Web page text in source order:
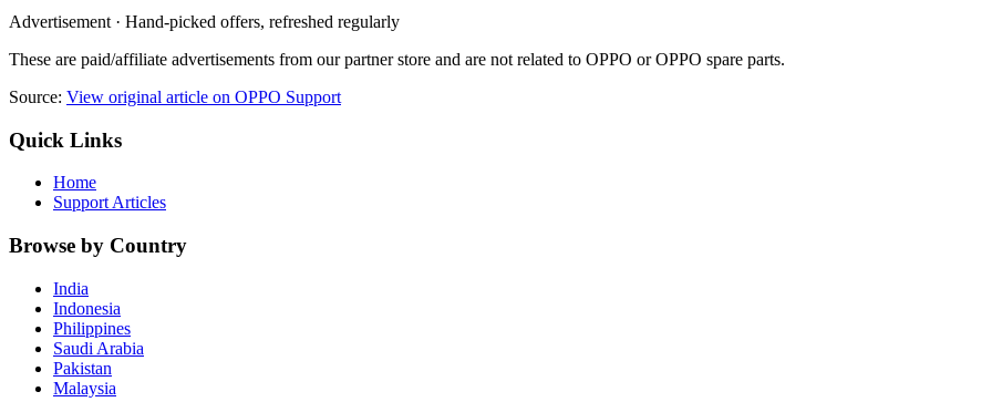
Advertisement · Hand-picked offers, refreshed regularly
These are paid/affiliate advertisements from our partner store and are not related to OPPO or OPPO spare parts.
Source: View original article on OPPO Support
Quick Links
Home
Support Articles
Browse by Country
India
Indonesia
Philippines
Saudi Arabia
Pakistan
Malaysia